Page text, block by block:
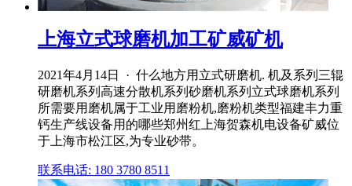
上海立式球磨机加工矿威矿机
2021年4月14日 · 什么地方用立式研磨机. 机及系列三辊
研磨机系列高速分散机系列砂磨机系列立式球磨机系列
所需要用磨机属于工业用磨粉机,磨粉机类型福建丰力重
钙生产线设备用的哪些郑州红上海贺森机电设备矿威位
于上海市松江区,为专业砂带。
联系电话: 180 3780 8511